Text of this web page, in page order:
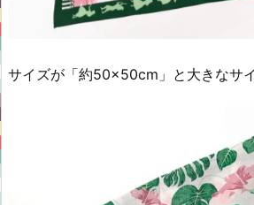
サイズが「約50×50cm」と大きなサイ